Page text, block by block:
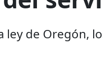
ley de Oregón,